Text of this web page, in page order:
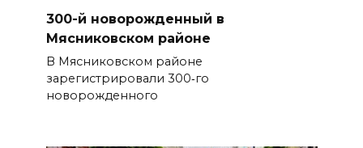
300-й новорожденный в
Мясниковском районе
В Мясниковском районе
зарегистрировали 300‑го
новорожденного